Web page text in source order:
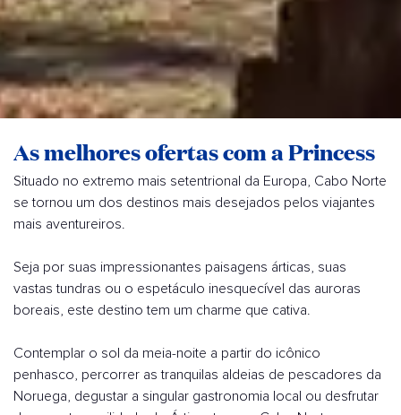
As melhores ofertas com a Princess
Situado no extremo mais setentrional da Europa, Cabo Norte
se tornou um dos destinos mais desejados pelos viajantes
mais aventureiros.
Seja por suas impressionantes paisagens árticas, suas
vastas tundras ou o espetáculo inesquecível das auroras
boreais, este destino tem um charme que cativa.
Contemplar o sol da meia-noite a partir do icônico
penhasco, percorrer as tranquilas aldeias de pescadores da
Noruega, degustar a singular gastronomia local ou desfrutar